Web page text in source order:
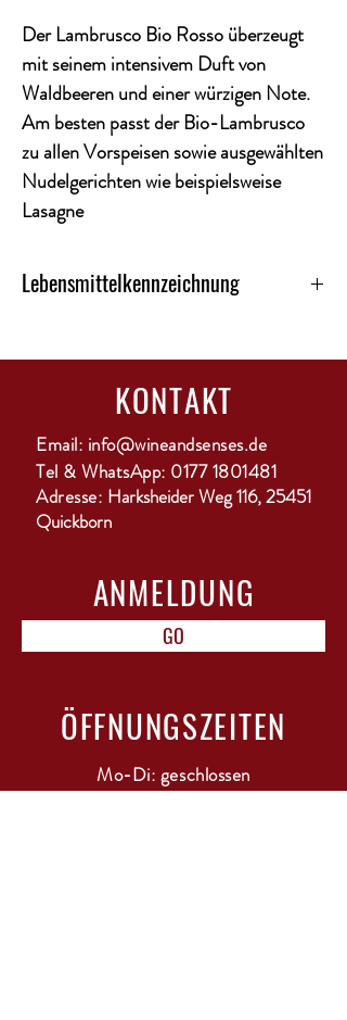
Der Lambrusco Bio Rosso überzeugt
mit seinem intensivem Duft von
Waldbeeren und einer würzigen Note.
Am besten passt der Bio-Lambrusco
zu allen Vorspeisen sowie ausgewählten
Nudelgerichten wie beispielsweise
Lasagne
Lebensmittelkennzeichnung
Restsüße-59,6 g/L
Gesamtsäure-6,4 g/L
Region-Emilia
Ausbau-Edelstahltank
Enthält Sulfite-ja
Rebsorten-Lambrusco (85%), Ancelotta (15%)
Trinktemperatur-12 - 14 °C
KONTAKT
Email: info@wineandsenses.de
Tel & WhatsApp: 0177 1801481
Adresse: Harksheider Weg 116, 25451
Quickborn
ANMELDUNG
GO
ÖFFNUNGSZEITEN
Mo-Di: geschlossen